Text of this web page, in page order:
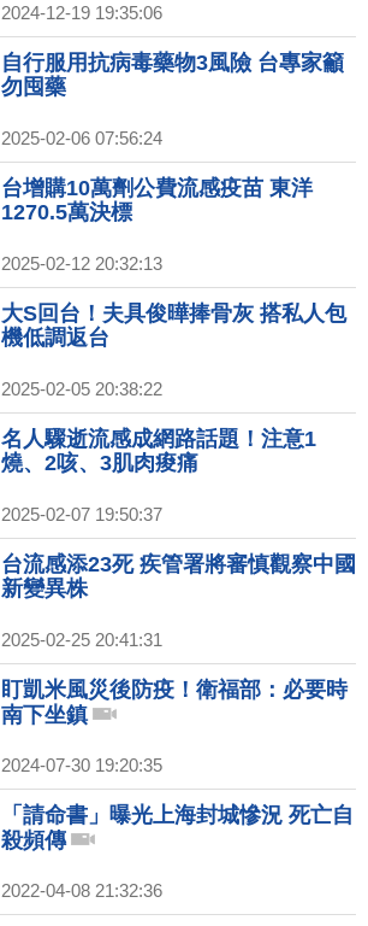
2024-12-19 19:35:06
自行服用抗病毒藥物3風險 台專家籲
勿囤藥
2025-02-06 07:56:24
台增購10萬劑公費流感疫苗 東洋
1270.5萬決標
2025-02-12 20:32:13
大S回台！夫具俊曄捧骨灰 搭私人包
機低調返台
2025-02-05 20:38:22
名人驟逝流感成網路話題！注意1
燒、2咳、3肌肉痠痛
2025-02-07 19:50:37
台流感添23死 疾管署將審慎觀察中國
新變異株
2025-02-25 20:41:31
盯凱米風災後防疫！衛福部：必要時
南下坐鎮
2024-07-30 19:20:35
「請命書」曝光上海封城慘況 死亡自
殺頻傳
2022-04-08 21:32:36